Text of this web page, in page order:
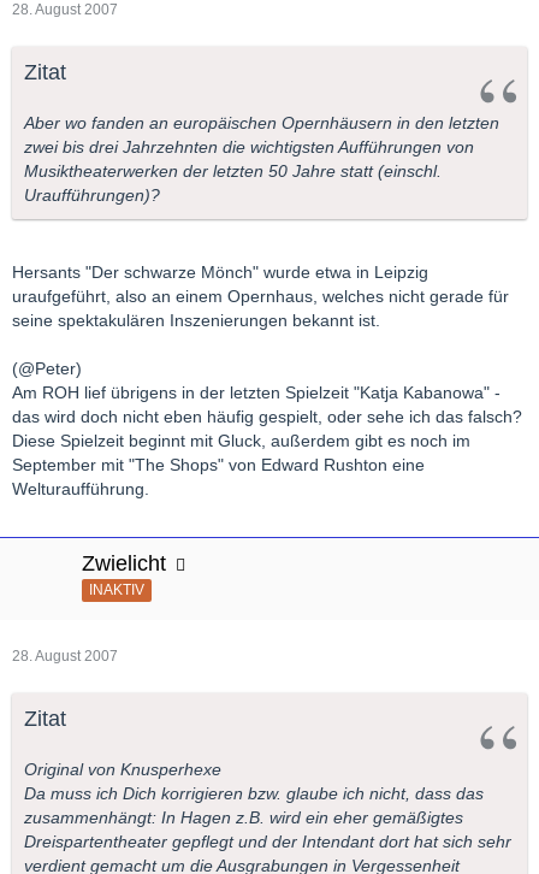
28. August 2007
Zitat
Aber wo fanden an europäischen Opernhäusern in den letzten
zwei bis drei Jahrzehnten die wichtigsten Aufführungen von
Musiktheaterwerken der letzten 50 Jahre statt (einschl.
Uraufführungen)?
Hersants "Der schwarze Mönch" wurde etwa in Leipzig
uraufgeführt, also an einem Opernhaus, welches nicht gerade für
seine spektakulären Inszenierungen bekannt ist.
(@Peter)
Am ROH lief übrigens in der letzten Spielzeit "Katja Kabanowa" -
das wird doch nicht eben häufig gespielt, oder sehe ich das falsch?
Diese Spielzeit beginnt mit Gluck, außerdem gibt es noch im
September mit "The Shops" von Edward Rushton eine
Welturaufführung.
Zwielicht
INAKTIV
28. August 2007
Zitat
Original von Knusperhexe
Da muss ich Dich korrigieren bzw. glaube ich nicht, dass das
zusammenhängt: In Hagen z.B. wird ein eher gemäßigtes
Dreispartentheater gepflegt und der Intendant dort hat sich sehr
verdient gemacht um die Ausgrabungen in Vergessenheit